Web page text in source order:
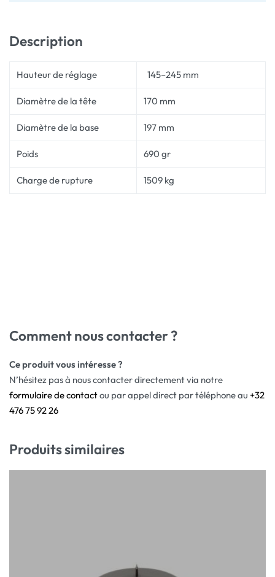
Description
Hauteur de réglage 145–245 mm
Diamètre de la tête 170 mm
Diamètre de la base 197 mm
Poids 690 gr
Charge de rupture 1509 kg
Comment nous contacter ?
Ce produit vous intéresse ?
N’hésitez pas à nous contacter directement via notre
formulaire de contactou par appel direct par téléphone au +32
476 75 92 26
Produits similaires